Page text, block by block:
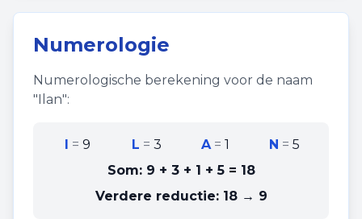
Numerologie
Numerologische berekening voor de naam
"Ilan":
I = 9 L = 3 A=1 N =5
Som: 9 + 3 + 1 + 5= 18
Verdere reductie: 18 → 9